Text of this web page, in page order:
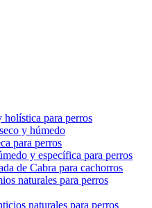
para perros
y húmedo
para perros
y específica para perros
de Cabra para cachorros
naturales para perros
naturales para perros